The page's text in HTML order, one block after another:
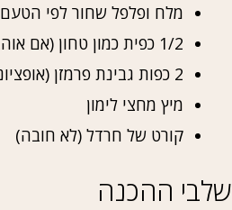
מלח ופלפל שחור לפי הטעם
1/2 כפית כמון טחון (אם אוהבים)
2 כפות גבינת פרמזן (אופציונלי)
מיץ מחצי לימון
קורט של חרדל (לא חובה)
שלבי ההכנה